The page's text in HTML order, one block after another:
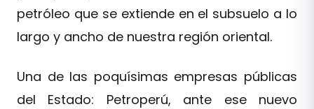
petróleo que se extiende en el subsuelo a lo
largo y ancho de nuestra región oriental.
Una de las poquísimas empresas públicas
del Estado: Petroperú, ante ese nuevo